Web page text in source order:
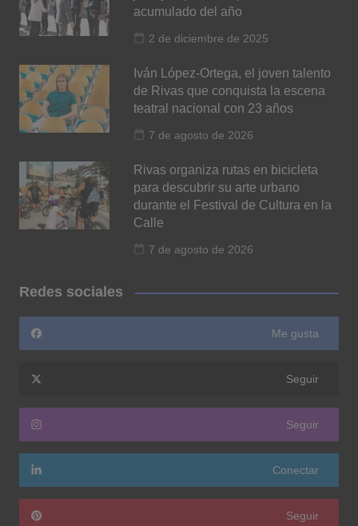
acumulado del año
2 de diciembre de 2025
Iván López-Ortega, el joven talento
de Rivas que conquista la escena
teatral nacional con 23 años
7 de agosto de 2026
Rivas organiza rutas en bicicleta
para descubrir su arte urbano
durante el Festival de Cultura en la
Calle
7 de agosto de 2026
Redes sociales
Me gusta
Seguir
Seguir
Conectar
Seguir